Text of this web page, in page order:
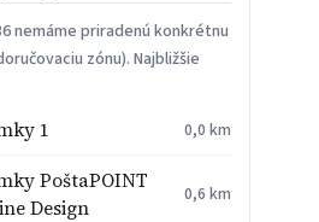
nemáme priradenú konkrétnu
zónu). Najbližšie
1 0,0 km
PoštaPOINT
Design
0,6 km